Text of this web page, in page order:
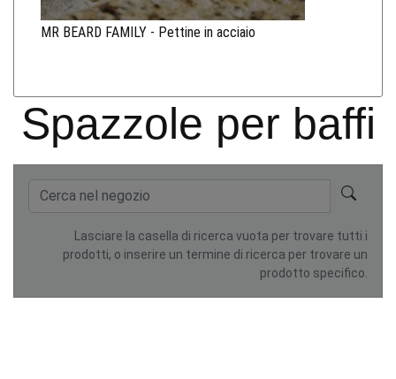
MR BEARD FAMILY - Pettine in acciaio
Spazzole per baffi
Lasciare la casella di ricerca vuota per trovare tutti i
prodotti, o inserire un termine di ricerca per trovare un
prodotto specifico.